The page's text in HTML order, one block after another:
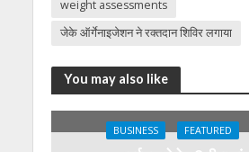
weight assessments
जेके ऑर्गेनाइजेशन ने रक्तदान शिविर लगाया
You may also like
BUSINESS FEATURED